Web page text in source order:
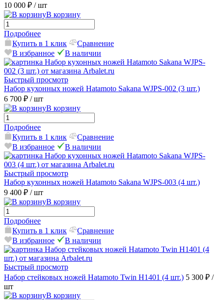
10 000 ₽ / шт
В корзину
Подробнее
Купить в 1 клик
Сравнение
В избранное
В наличии
Быстрый просмотр
Набор кухонных ножей Hatamoto Sakana WJPS-002 (3 шт.)
6 700 ₽ / шт
В корзину
Подробнее
Купить в 1 клик
Сравнение
В избранное
В наличии
Быстрый просмотр
Набор кухонных ножей Hatamoto Sakana WJPS-003 (4 шт.)
9 400 ₽ / шт
В корзину
Подробнее
Купить в 1 клик
Сравнение
В избранное
В наличии
Быстрый просмотр
Набор стейковых ножей Hatamoto Twin H1401 (4 шт.) 5 300 ₽ /
шт
В корзину